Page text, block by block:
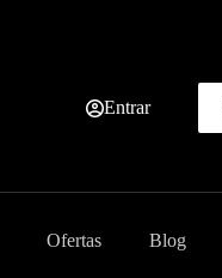
Entrar
Ofertas Blog